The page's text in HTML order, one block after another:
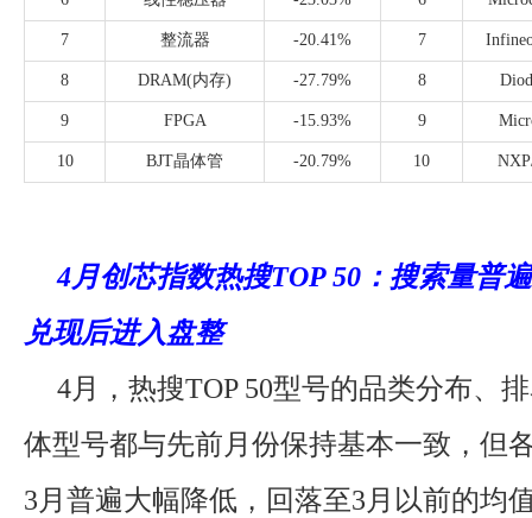
7 整流器 -20.41% 7
8 DRAM(内存) -27.79% 8
9 FPGA -15.93% 9
10 BJT晶体管 -20.79% 10
4月创芯指数热搜TOP 50：搜索量普
兑现后进入盘整
4月，热搜TOP 50型号的品类分布、
体型号都与先前月份保持基本一致，但
3月普遍大幅降低，回落至3月以前的均